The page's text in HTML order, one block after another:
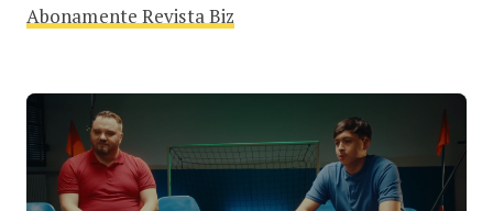
Abonamente Revista Biz